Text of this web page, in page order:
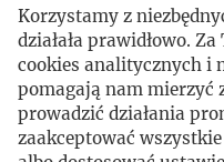
Korzystamy z
działała prawidłowo.
cookies analitycznych i
pomagają nam mierzyć
prowadzić działania
zaakceptować